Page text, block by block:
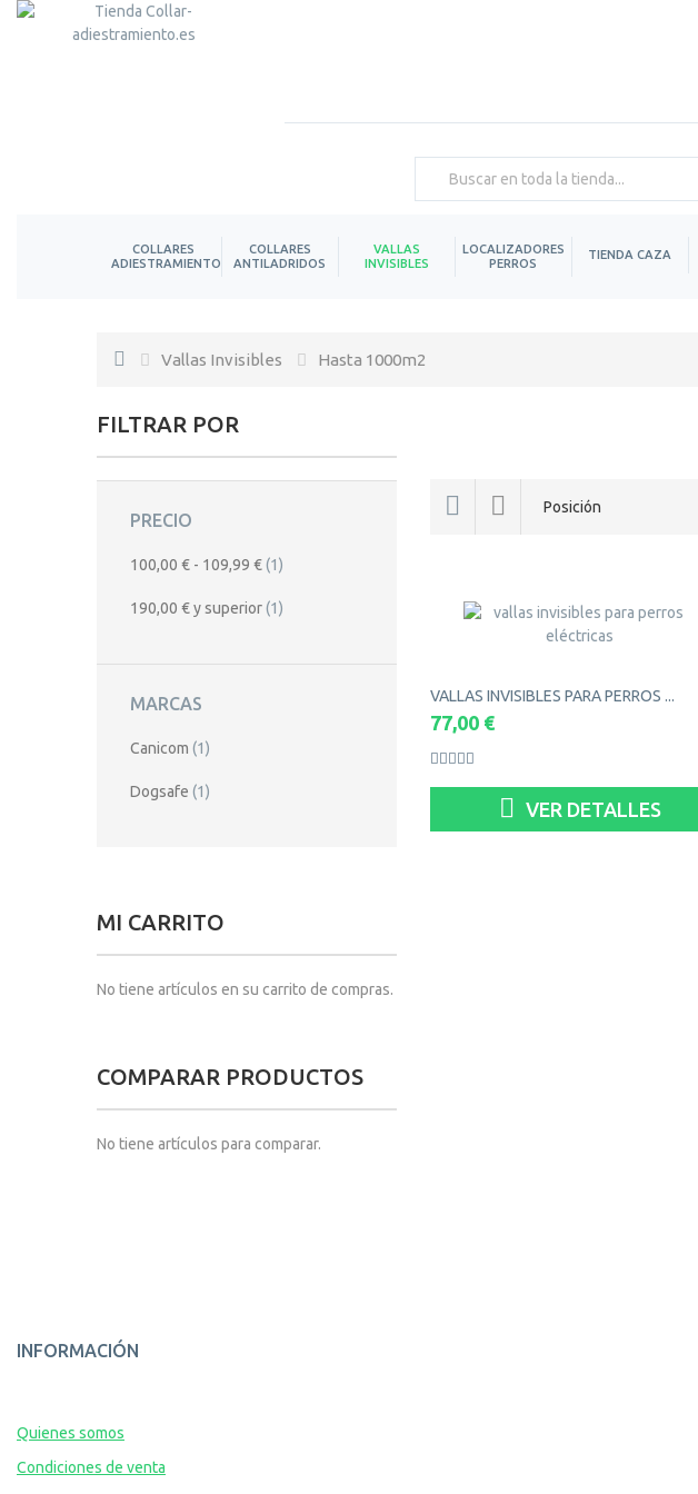
COLLARES
ADIESTRAMIENTO
COLLARES
ANTILADRIDOS
VALLAS
INVISIBLES
LOCALIZADORES
PERROS
TIENDA CAZA
Vallas Invisibles Hasta 1000m2
Posición
VALLAS INVISIBLES PARA PERROS ...
77,00 €
VER DETALLES
FILTRAR POR
PRECIO
100,00 € - 109,99 €(1)
190,00 €y superior(1)
MARCAS
Canicom (1)
Dogsafe (1)
MI CARRITO
No tiene artículos en su carrito de compras.
COMPARAR PRODUCTOS
No tiene artículos para comparar.
INFORMACIÓN
Quienes somos
Condiciones de venta